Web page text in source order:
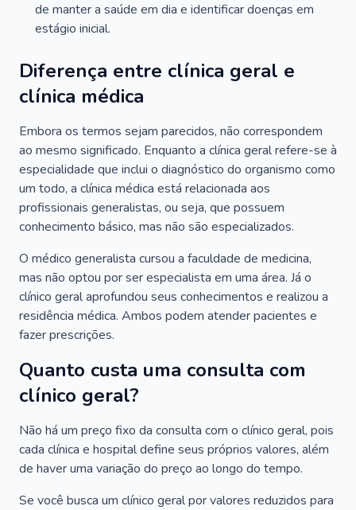
de manter a saúde em dia e identificar doenças em
estágio inicial.
Diferença entre clínica geral e
clínica médica
Embora os termos sejam parecidos, não correspondem
ao mesmo significado. Enquanto a clínica geral refere-se à
especialidade que inclui o diagnóstico do organismo como
um todo, a clínica médica está relacionada aos
profissionais generalistas, ou seja, que possuem
conhecimento básico, mas não são especializados.
O médico generalista cursou a faculdade de medicina,
mas não optou por ser especialista em uma área. Já o
clínico geral aprofundou seus conhecimentos e realizou a
residência médica. Ambos podem atender pacientes e
fazer prescrições.
Quanto custa uma consulta com
clínico geral?
Não há um preço fixo da consulta com o clínico geral, pois
cada clínica e hospital define seus próprios valores, além
de haver uma variação do preço ao longo do tempo.
Se você busca um clínico geral por valores reduzidos para